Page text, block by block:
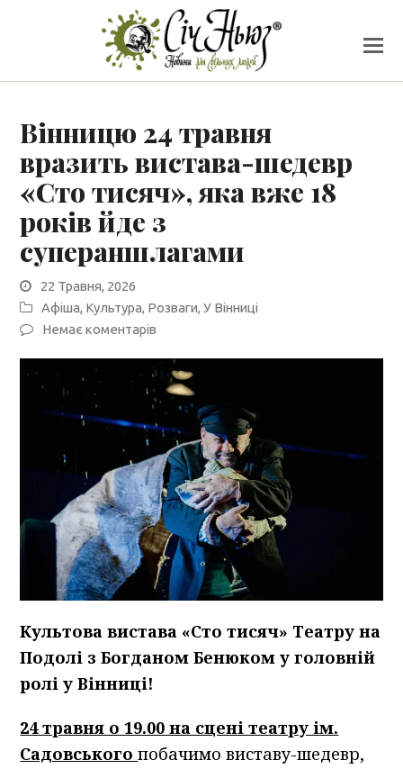
Вінницю 24 травня
вразить вистава-шедевр
«Сто тисяч», яка вже 18
років йде з
супераншлагами
22 Травня, 2026
Афіша, Культура, Розваги,У Вінниці
Немає коментарів
Культова вистава «Сто тисяч» Театру на
Подолі з Богданом Бенюком у головній
ролі у Вінниці!
24 травня о 19.00 на сцені театру ім.
Садовськогопобачимо виставу-шедевр,